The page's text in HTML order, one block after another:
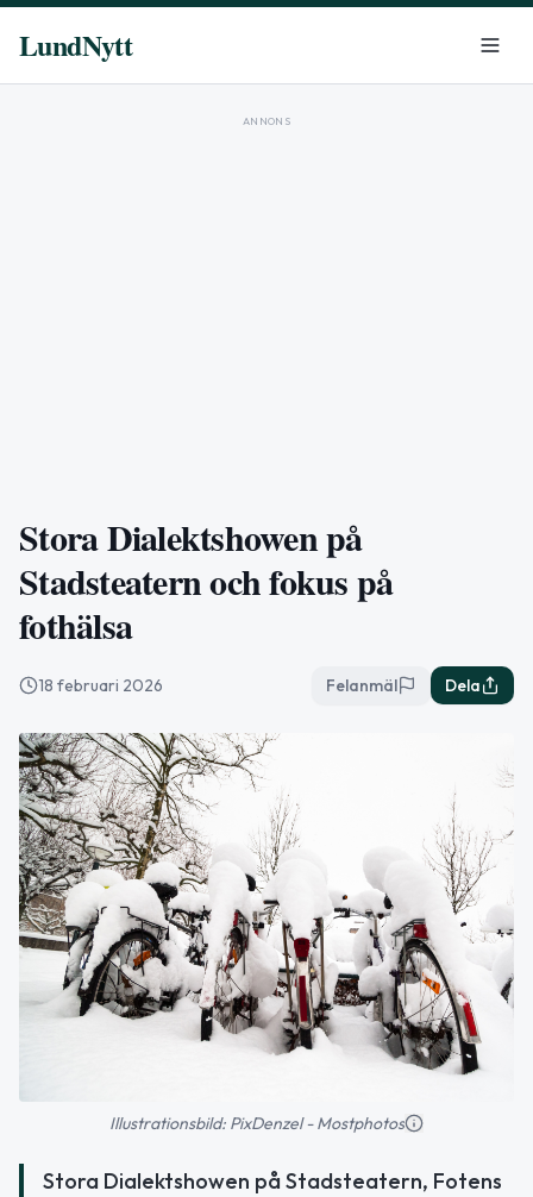
LundNytt
ANNONS
Stora Dialektshowen på
Stadsteatern och fokus på
fothälsa
18 februari 2026 Felanmäl Dela
Illustrationsbild: PixDenzel - Mostphotos
Stora Dialektshowen på Stadsteatern, Fotens